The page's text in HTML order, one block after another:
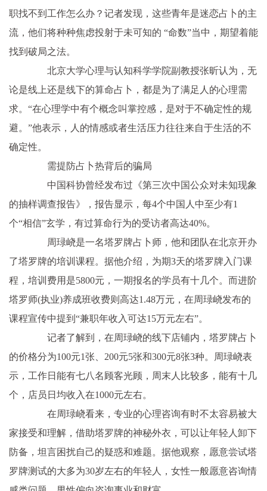
职找不到工作怎么办？记者发现，这些青年是迷恋占卜的主
流，他们将种种焦虑投射于未可知的 “命数”当中，期望着能
找到破局之法。
北京大学心理与认知科学学院副教授张昕认为，无
论是线上还是线下的算命占卜，都是为了满足人的心理需
求。“在心理学中有个概念叫掌控感，是对于不确定性的规
避。”他表示，人的情感或者生活压力往往来自于生活的不
确定性。
需提防占卜热背后的骗局
中国科协曾经发布过《第三次中国公众对未知现象
的抽样调查报告》，报告显示，每4个中国人中至少有1
个“相信”玄学，有过算命行为的受访者高达40%。
周琭峣是一名塔罗牌占卜师，他和团队在北京开办
了塔罗牌的培训课程。据他介绍，为期3天的塔罗牌入门课
程，培训费用是5800元，一期报名的学员有十几个。而进阶
塔罗师(执业)养成班收费则高达1.48万元，在周琭峣发布的
课程宣传中提到“兼职年收入可达15万元左右”。
记者了解到，在周琭峣的线下店铺内，塔罗牌占卜
的价格分为100元1张、200元5张和300元8张3种。周琭峣表
示，工作日能有七八名顾客光顾，周末人比较多，能有十几
个，店员日均收入在1000元左右。
在周琭峣看来，专业的心理咨询有时不太容易被大
家接受和理解，借助塔罗牌的神秘外衣，可以让年轻人卸下
防备，坦言困扰自己的疑惑和难题。据他观察，愿意尝试塔
罗牌测试的大多为30岁左右的年轻人，女性一般愿意咨询情